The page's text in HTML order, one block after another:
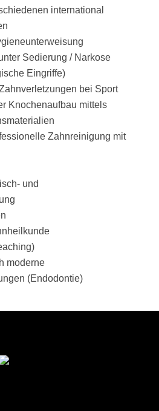
international
Sedierung / Narkose
Eingriffe)
bei Sport
Knochenaufbau mittels
Zahnreinigung mit
und
moderne
(Endodontie)